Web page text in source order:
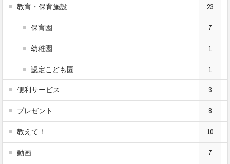
教育・保育施設 23
保育園 7
幼稚園 1
認定こども園 1
便利サービス 3
プレゼント 8
教えて！ 10
動画 7